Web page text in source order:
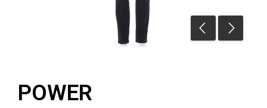
POWER